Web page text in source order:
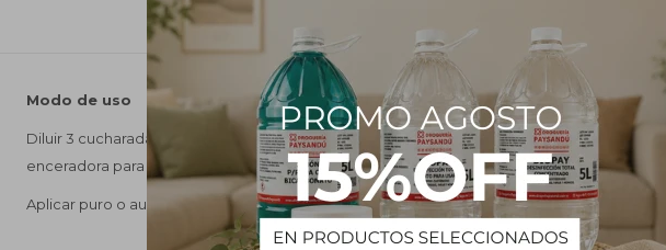
Modo de uso
Diluir 3 cucharadas soperas por litro de agua. Aplicar con trapo de piso y dejar secar.
enceradora para renovar el brillo de tus pisos.
Aplicar puro o aumentar la concentración de la dilución en las primeras aplicaciones.